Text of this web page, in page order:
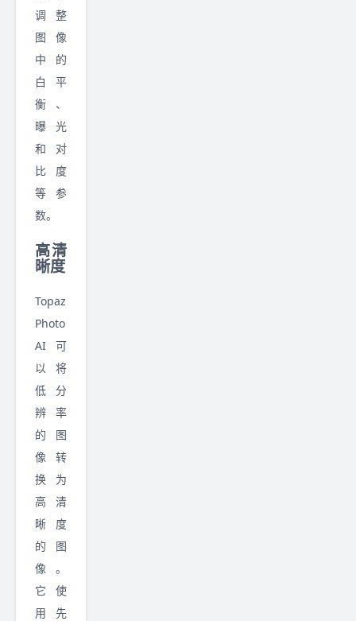
调整
图像
中的
白平
衡、
曝光
和对
比度
等参
数。
高清
晰度
Topaz
Photo
AI 可
以将
低分
辨率
的图
像转
换为
高清
晰度
的图
像。
它使
用先